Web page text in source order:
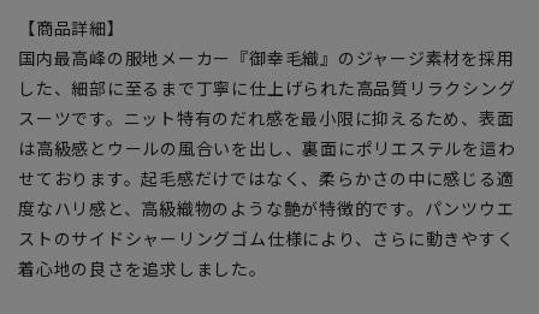
【商品詳細】
国内最高峰の服地メーカー『御幸毛織』のジャージ素材を採用
した、細部に至るまで丁寧に仕上げられた高品質リラクシング
スーツです。ニット特有のだれ感を最小限に抑えるため、表面
は高級感とウールの風合いを出し、裏面にポリエステルを這わ
せております。起毛感だけではなく、柔らかさの中に感じる適
度なハリ感と、高級織物のような艶が特徴的です。パンツウエ
ストのサイドシャーリングゴム仕様により、さらに動きやすく
着心地の良さを追求しました。